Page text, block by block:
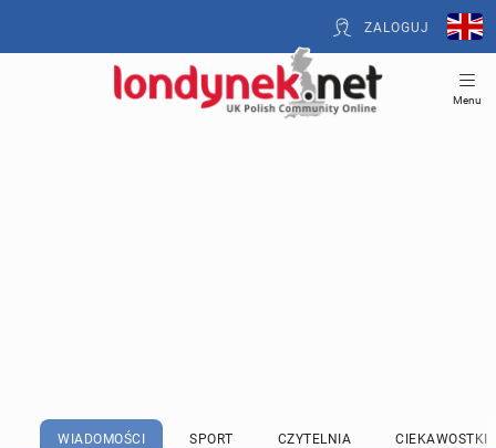
ZALOGUJ
Menu
WIADOMOŚCI SPORT CZYTELNIA CIEKAWOSTKI